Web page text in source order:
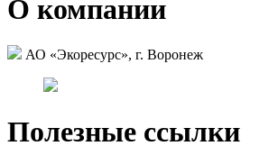
О компании
АО «Экоресурс», г. Воронеж
Полезные ссылки